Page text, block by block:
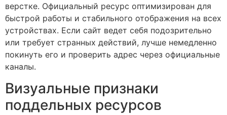
верстке. Официальный ресурс оптимизирован для
быстрой работы и стабильного отображения на всех
устройствах. Если сайт ведет себя подозрительно
или требует странных действий, лучше немедленно
покинуть его и проверить адрес через официальные
каналы.
Визуальные признаки
поддельных ресурсов